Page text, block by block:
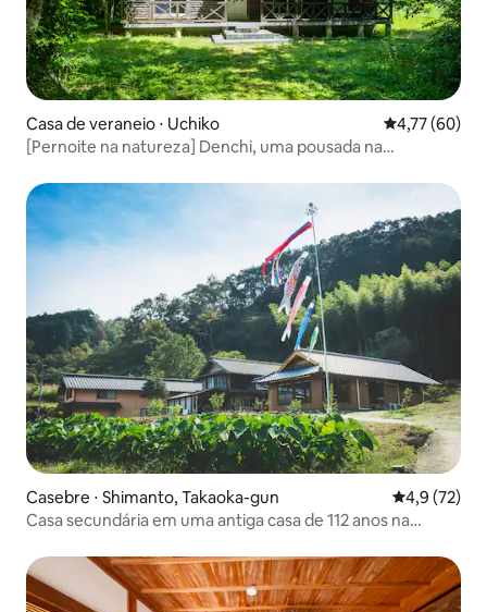
Casa de veraneio ⋅ Uchiko 4,77 de uma
4,77 (60)
[Pernoite na natureza] Denchi, uma pousada na
Casebre ⋅ Shimanto, Takaoka-gun 4,9 de uma
4,9 (72)
Casa secundária em uma antiga casa de 112 anos na